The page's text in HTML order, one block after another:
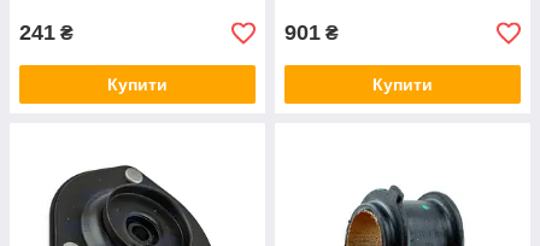
241 ₴
Купити
901 ₴
Купити